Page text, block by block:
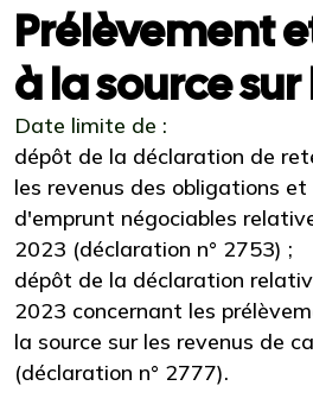
Prélèvement
à la source sur
Date limite de :
dépôt de la déclaration de
les revenus des obligations
d'emprunt négociables
2023 (déclaration n° 2753) ;
dépôt de la déclaration
2023 concernant les
la source sur les revenus de
(déclaration n° 2777).